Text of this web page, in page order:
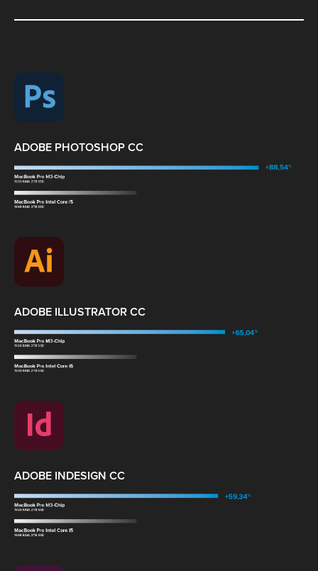
ADOBE PHOTOSHOP CC
ADOBE ILLUSTRATOR CC
ADOBE INDESIGN CC